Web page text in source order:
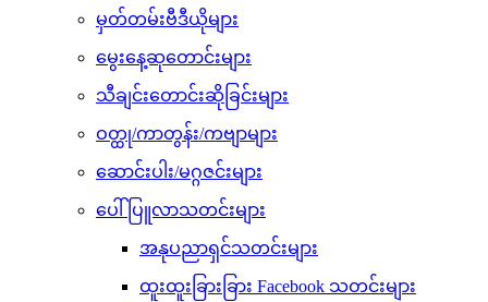
မှတ်တမ်းဗီဒီယိုများ
မွေးနေ့ဆုတောင်းများ
သီချင်းတောင်းဆိုခြင်းများ
ဝတ္ထု/ကာတွန်း/ကဗျာများ
ဆောင်းပါး/မဂ္ဂဇင်းများ
ပေါ်ပြူလာသတင်းများ
အနုပညာရှင်သတင်းများ
ထူးထူးခြားခြား Facebook သတင်းများ